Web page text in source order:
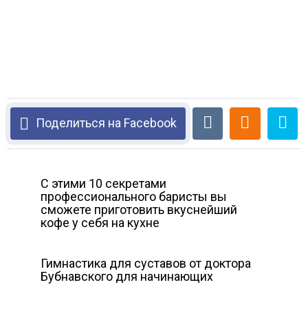
Поделиться на Facebook
С этими 10 секретами
профессионального баристы вы
сможете приготовить вкуснейший
кофе у себя на кухне
Гимнастика для суставов от доктора
Бубнавского для начинающих